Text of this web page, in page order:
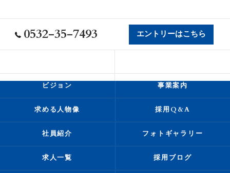
0532-35-7493 エントリーはこちら
ビジョン 事業案内
求める人物像 採用Q&A
社員紹介 フォトギャラリー
求人一覧 採用ブログ